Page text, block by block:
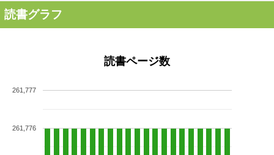
読書グラフ
読書ページ数
261,776
261,777